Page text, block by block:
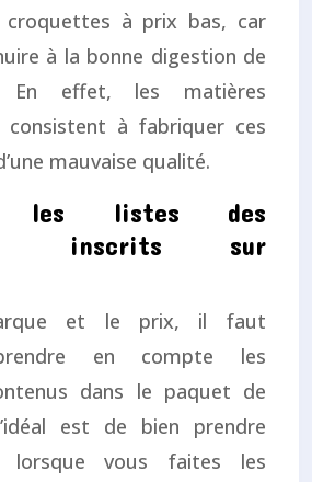
croquettes à prix bas, car
à la bonne digestion de
En effet, les matières
consistent à fabriquer ces
mauvaise qualité.
les listes des
inscrits sur
et le prix, il faut
en compte les
dans le paquet de
est de bien prendre
lorsque vous faites les